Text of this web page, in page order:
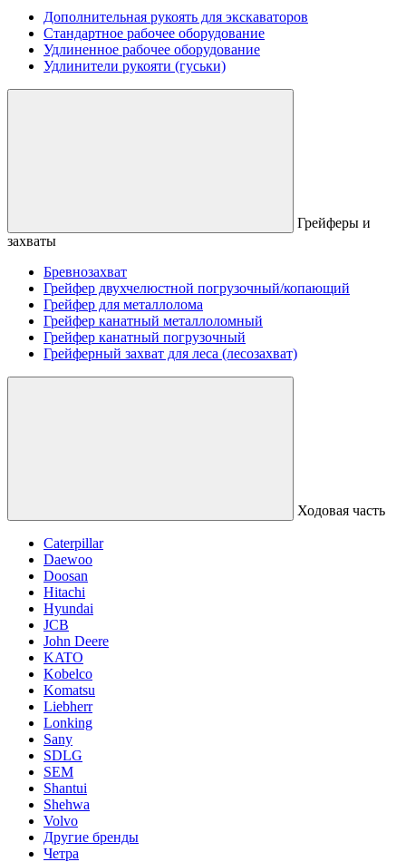
Дополнительная рукоять для экскаваторов
Стандартное рабочее оборудование
Удлиненное рабочее оборудование
Удлинители рукояти (гуськи)
Грейферы и
захваты
Бревнозахват
Грейфер двухчелюстной погрузочный/копающий
Грейфер для металлолома
Грейфер канатный металлоломный
Грейфер канатный погрузочный
Грейферный захват для леса (лесозахват)
Ходовая часть
Caterpillar
Daewoo
Doosan
Hitachi
Hyundai
JCB
John Deere
KATO
Kobelco
Komatsu
Liebherr
Lonking
Sany
SDLG
SEM
Shantui
Shehwa
Volvo
Другие бренды
Четра